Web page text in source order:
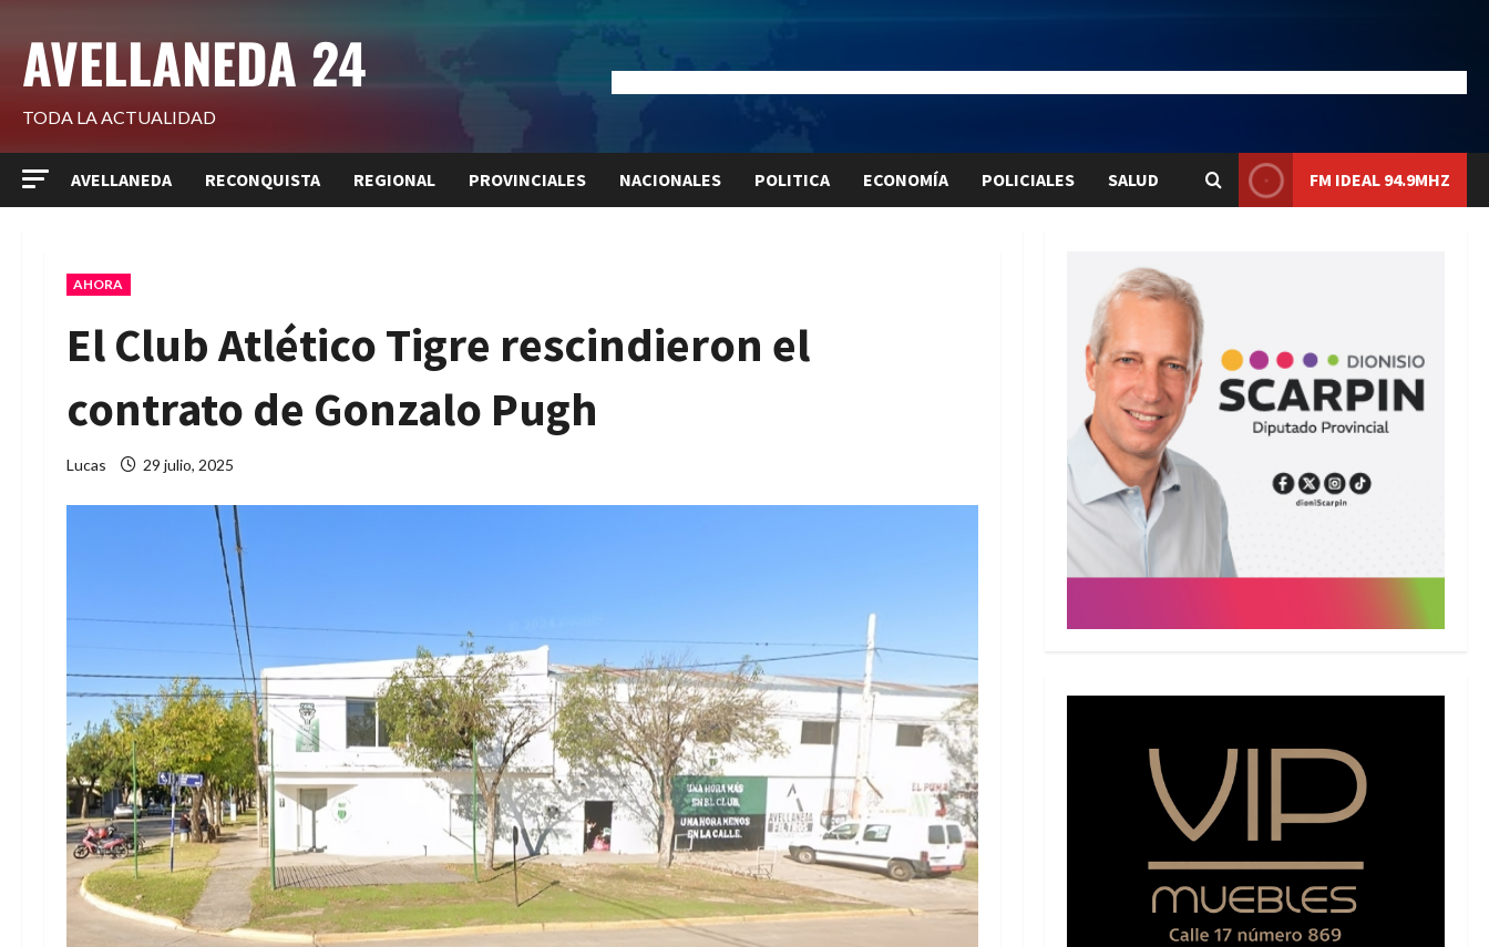
contenido
AVELLANEDA 24
TODA LA ACTUALIDAD
AVELLANEDA RECONQUISTA REGIONAL PROVINCIALES NACIONALES POLITICA ECONOMÍA POLICIALES SALUD FM IDEAL 94.9MHZ
AHORA
El Club Atlético Tigre rescindieron el
contrato de Gonzalo Pugh
Lucas 29 julio, 2025